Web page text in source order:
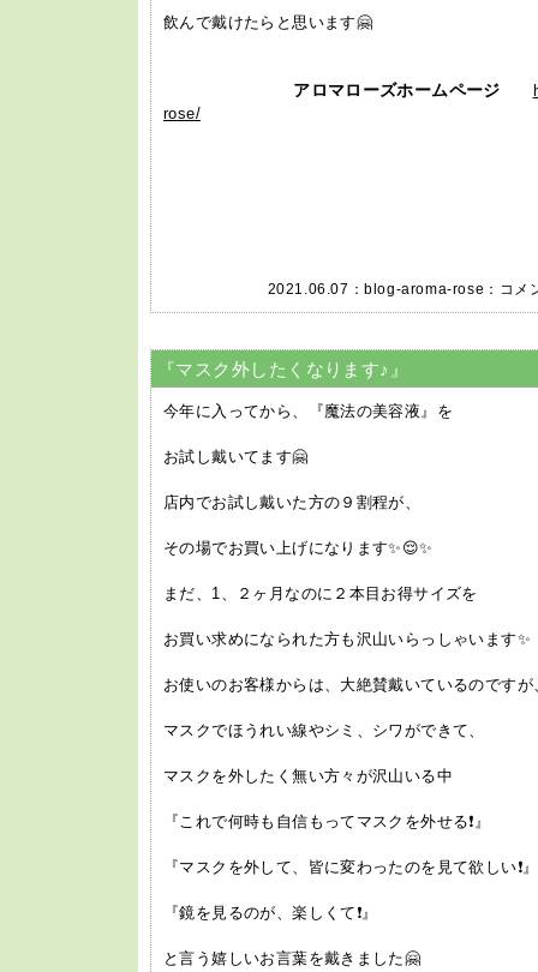
飲んで戴けたらと思います🤗
アロマローズホームページ
rose/
2021.06.07： blog-aroma-rose ： コメ
『マスク外したくなります♪』
今年に入ってから、『魔法の美容液』を
お試し戴いてます🤗
店内でお試し戴いた方の９割程が、
その場でお買い上げになります✨😌✨
まだ、1、２ヶ月なのに２本目お得サイズを
お買い求めになられた方も沢山いらっしゃいます✨
お使いのお客様からは、大絶賛戴いているのですが
マスクでほうれい線やシミ、シワができて、
マスクを外したく無い方々が沢山いる中
『これで何時も自信もってマスクを外せる❗️』
『マスクを外して、皆に変わったのを見て欲しい❗️』
『鏡を見るのが、楽しくて❗️』
と言う嬉しいお言葉を戴きました🤗